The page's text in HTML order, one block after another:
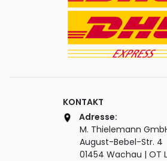
KONTAKT
Adresse:
M. Thielemann
August-Bebel-Str. 4
01454 Wachau | OT